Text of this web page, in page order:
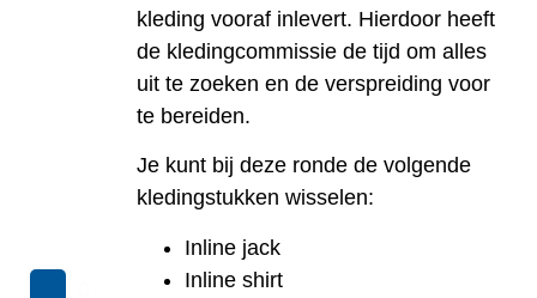
kleding vooraf inlevert. Hierdoor heeft
de kledingcommissie de tijd om alles
uit te zoeken en de verspreiding voor
te bereiden.
Je kunt bij deze ronde de volgende
kledingstukken wisselen:
Inline jack
Inline shirt